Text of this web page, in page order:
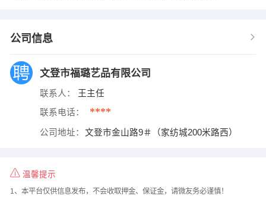
公司信息
文登市福璐艺品有限公司
联系人： 王主任
联系电话： ****
公司地址： 文登市金山路9＃（家纺城200米路西）
温馨提示
1、本平台仅供信息发布，不会收取押金、保证金，请微友务必谨慎！